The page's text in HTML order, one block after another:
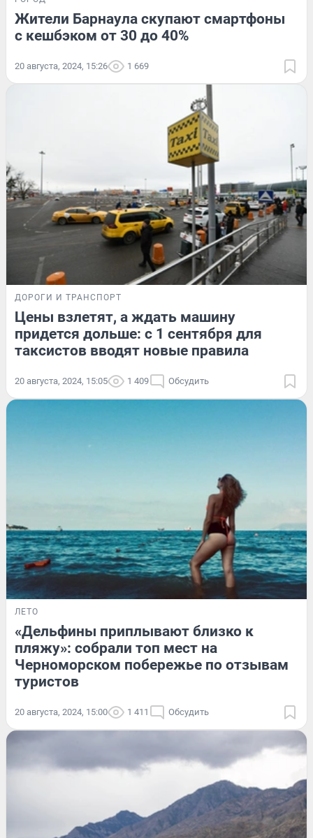
Жители Барнаула скупают смартфоны
с кешбэком от 30 до 40%
20 августа, 2024, 15:26 1 669
ДОРОГИ И ТРАНСПОРТ
Цены взлетят, а ждать машину
придется дольше: с 1 сентября для
таксистов вводят новые правила
20 августа, 2024, 15:05 1 409 Обсудить
ЛЕТО
«Дельфины приплывают близко к
пляжу»: собрали топ мест на
Черноморском побережье по отзывам
туристов
20 августа, 2024, 15:00 1 411 Обсудить